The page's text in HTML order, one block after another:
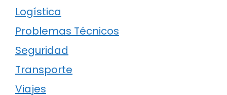
Logística
Problemas Técnicos
Seguridad
Transporte
Viajes